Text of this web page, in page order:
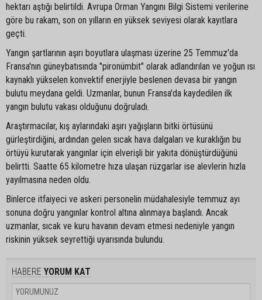
hektarı aştığı belirtildi. Avrupa Orman Yangını Bilgi Sistemi verilerine
göre bu rakam, son on yılların en yüksek seviyesi olarak kayıtlara
geçti.
Yangın şartlarının aşırı boyutlara ulaşması üzerine 25 Temmuz'da
Fransa'nın güneybatısında "pironümbit" olarak adlandırılan ve yoğun ısı
kaynaklı yükselen konvektif enerjiyle beslenen devasa bir yangın
bulutu meydana geldi. Uzmanlar, bunun Fransa'da kaydedilen ilk
yangın bulutu vakası olduğunu doğruladı.
Araştırmacılar, kış aylarındaki aşırı yağışların bitki örtüsünü
gürleştirdiğini, ardından gelen sıcak hava dalgaları ve kuraklığın bu
örtüyü kurutarak yangınlar için elverişli bir yakıta dönüştürdüğünü
belirtti. Saatte 65 kilometre hıza ulaşan rüzgarlar ise alevlerin hızla
yayılmasına neden oldu.
Binlerce itfaiyeci ve askeri personelin müdahalesiyle temmuz ayı
sonuna doğru yangınlar kontrol altına alınmaya başlandı. Ancak
uzmanlar, sıcak ve kuru havanın devam etmesi nedeniyle yangın
riskinin yüksek seyrettiği uyarısında bulundu.
HABERE YORUM KAT